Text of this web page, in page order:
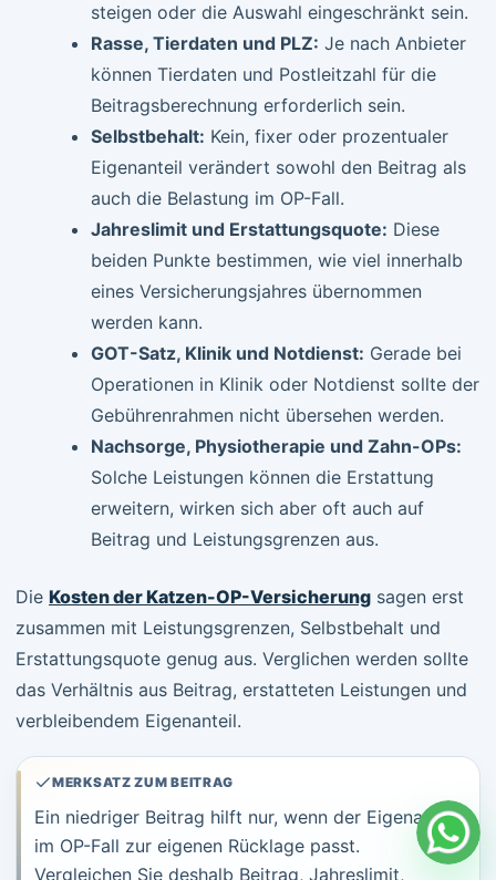
steigen oder die Auswahl eingeschränkt sein.
Rasse, Tierdaten und PLZ: Je nach Anbieter
können Tierdaten und Postleitzahl für die
Beitragsberechnung erforderlich sein.
Selbstbehalt: Kein, fixer oder prozentualer
Eigenanteil verändert sowohl den Beitrag als
auch die Belastung im OP-Fall.
Jahreslimit und Erstattungsquote: Diese
beiden Punkte bestimmen, wie viel innerhalb
eines Versicherungsjahres übernommen
werden kann.
GOT-Satz, Klinik und Notdienst: Gerade bei
Operationen in Klinik oder Notdienst sollte der
Gebührenrahmen nicht übersehen werden.
Nachsorge, Physiotherapie und Zahn-OPs:
Solche Leistungen können die Erstattung
erweitern, wirken sich aber oft auch auf
Beitrag und Leistungsgrenzen aus.
Die Kosten der Katzen-OP-Versicherung sagen erst
zusammen mit Leistungsgrenzen, Selbstbehalt und
Erstattungsquote genug aus. Verglichen werden sollte
das Verhältnis aus Beitrag, erstatteten Leistungen und
verbleibendem Eigenanteil.
MERKSATZ ZUM BEITRAG
Ein niedriger Beitrag hilft nur, wenn der Eigenanteil
im OP-Fall zur eigenen Rücklage passt.
Vergleichen Sie deshalb Beitrag, Jahreslimit,